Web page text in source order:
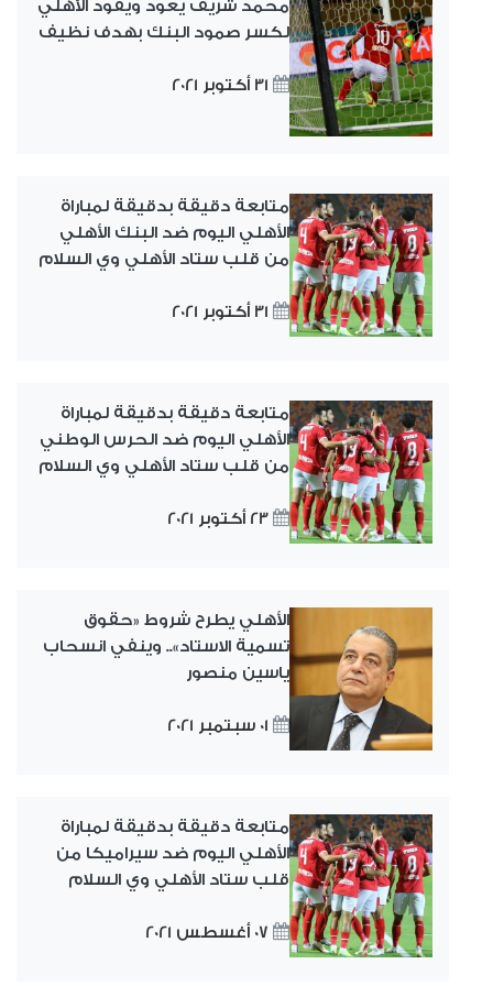
محمد شريف يعود ويقود الأهلي
لكسر صمود البنك بهدف نظيف
31 أكتوبر 2021
متابعة دقيقة بدقيقة لمباراة
الأهلي اليوم ضد البنك الأهلي
من قلب ستاد الأهلي وي السلام
31 أكتوبر 2021
متابعة دقيقة بدقيقة لمباراة
الأهلي اليوم ضد الحرس الوطني
من قلب ستاد الأهلي وي السلام
23 أكتوبر 2021
الأهلي يطرح شروط «حقوق
تسمية الاستاد».. وينفي انسحاب
ياسين منصور
01 سبتمبر 2021
متابعة دقيقة بدقيقة لمباراة
الأهلي اليوم ضد سيراميكا من
قلب ستاد الأهلي وي السلام
07 أغسطس 2021